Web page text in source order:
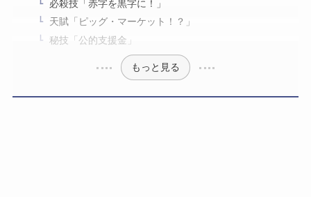
必殺技「赤字を黒字に！」
天賦「ピッグ・マーケット！？」
秘技「公的支援金」
もっと見る